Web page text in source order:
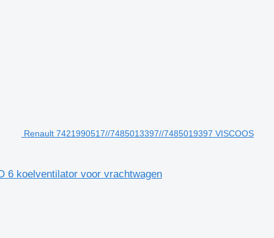
Renault 7421990517//7485013397//7485019397 VISCOOS
6 koelventilator voor vrachtwagen